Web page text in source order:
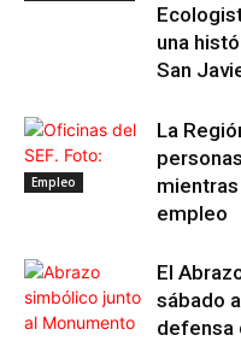
una
San
Empleo
La
empleo
El
sábado
defensa